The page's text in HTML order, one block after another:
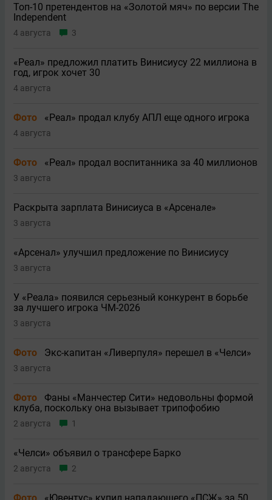
Топ-10 претендентов на «Золотой мяч» по версии The
Independent
4 августа 3
«Реал» предложил платить Винисиусу 22 миллиона в
год, игрок хочет 30
4 августа
Фото «Реал» продал клубу АПЛ еще одного игрока
4 августа
Фото «Реал» продал воспитанника за 40 миллионов
3 августа
Раскрыта зарплата Винисиуса в «Арсенале»
3 августа
«Арсенал» улучшил предложение по Винисиусу
3 августа
У «Реала» появился серьезный конкурент в борьбе
за лучшего игрока ЧМ-2026
3 августа
Фото Экс-капитан «Ливерпуля» перешел в «Челси»
3 августа
Фото
Фаны «Манчестер Сити» недовольны формой
клуба, поскольку она вызывает трипофобию
2 августа 1
«Челси» объявил о трансфере Барко
2 августа 2
Фото «Ювентус» купил нападающего «ПСЖ» за 50